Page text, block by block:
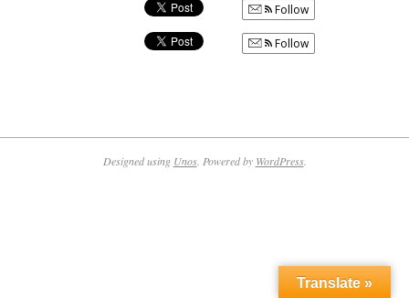
Follow
Follow
04-
Designed using Unos. Powered by WordPress.
Translate »